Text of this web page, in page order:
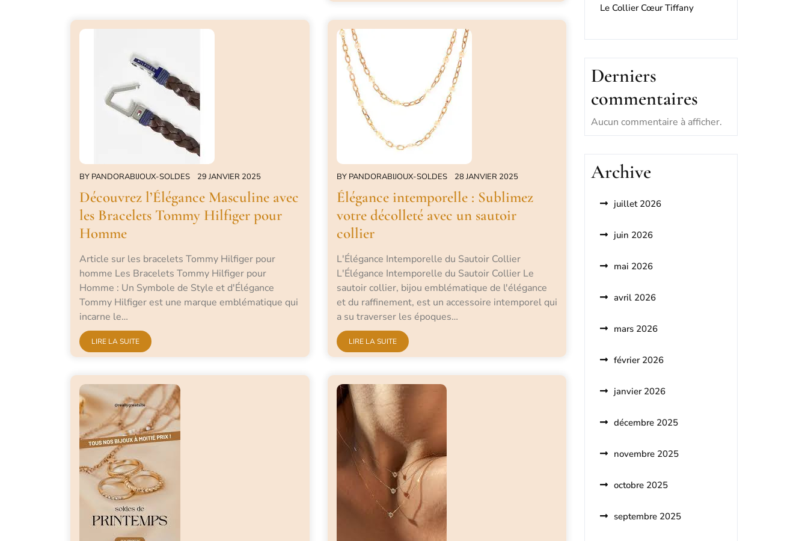
BY PANDORABIJOUX-SOLDES 29 JANVIER 2025
Découvrez l’Élégance Masculine avec
les Bracelets Tommy Hilfiger pour
Homme
Article sur les bracelets Tommy Hilfiger pour
homme Les Bracelets Tommy Hilfiger pour
Homme : Un Symbole de Style et d'Élégance
Tommy Hilfiger est une marque emblématique qui
incarne le…
LIRE LA SUITE
BY PANDORABIJOUX-SOLDES 28 JANVIER 2025
Élégance intemporelle : Sublimez
votre décolleté avec un sautoir
collier
L'Élégance Intemporelle du Sautoir Collier
L'Élégance Intemporelle du Sautoir Collier Le
sautoir collier, bijou emblématique de l'élégance
et du raffinement, est un accessoire intemporel qui
a su traverser les époques…
LIRE LA SUITE
Le Collier Cœur Tiffany
Derniers
commentaires
Aucun commentaire à afficher.
Archive
juillet 2026
juin 2026
mai 2026
avril 2026
mars 2026
février 2026
janvier 2026
décembre 2025
novembre 2025
octobre 2025
septembre 2025